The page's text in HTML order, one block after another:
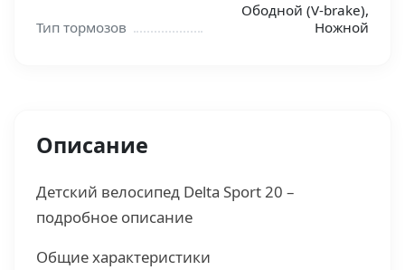
Тип тормозов
Ободной (V-brake),
Ножной
Описание
Детский велосипед Delta Sport 20 –
подробное описание
Общие характеристики